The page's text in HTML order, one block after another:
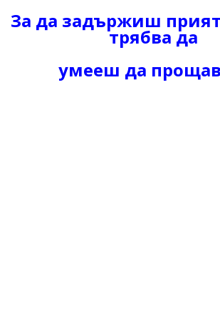
За да задържиш
трябва да
умееш да